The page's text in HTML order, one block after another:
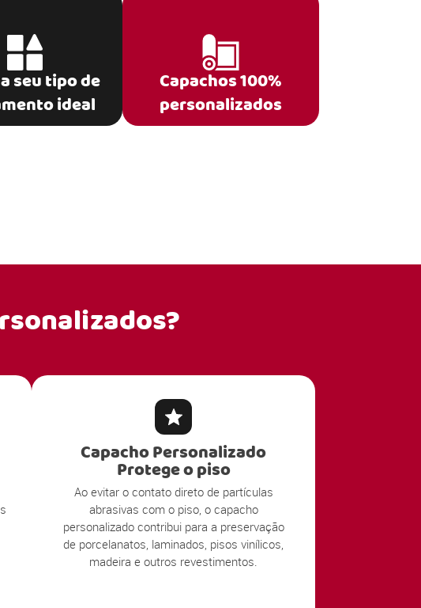
seu tipo de
ideal
Capachos 100%
personalizados
Capacho Personalizado
Protege o piso
Ao evitar o contato direto de partículas
abrasivas com o piso, o capacho
personalizado contribui para a preservação
de porcelanatos, laminados, pisos vinílicos,
madeira e outros revestimentos.